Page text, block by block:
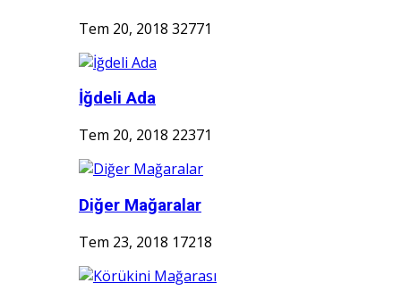
Tem 20, 2018 32771
İğdeli Ada
Tem 20, 2018 22371
Diğer Mağaralar
Tem 23, 2018 17218